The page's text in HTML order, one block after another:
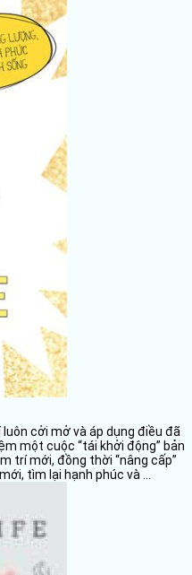
cởi mở và áp dụng điều đã
một cuộc “tái khởi động” bản
trí mới, đồng thời “nâng cấp”
tìm lại hạnh phúc và ...